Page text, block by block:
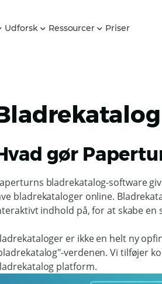
Udforsk Ressourcer Priser
gør
bladrekatalog-software
bladrekataloger online.
indhold på, for at skabe en
er ikke en helt ny
verdenen. Vi tilføjer
platform.